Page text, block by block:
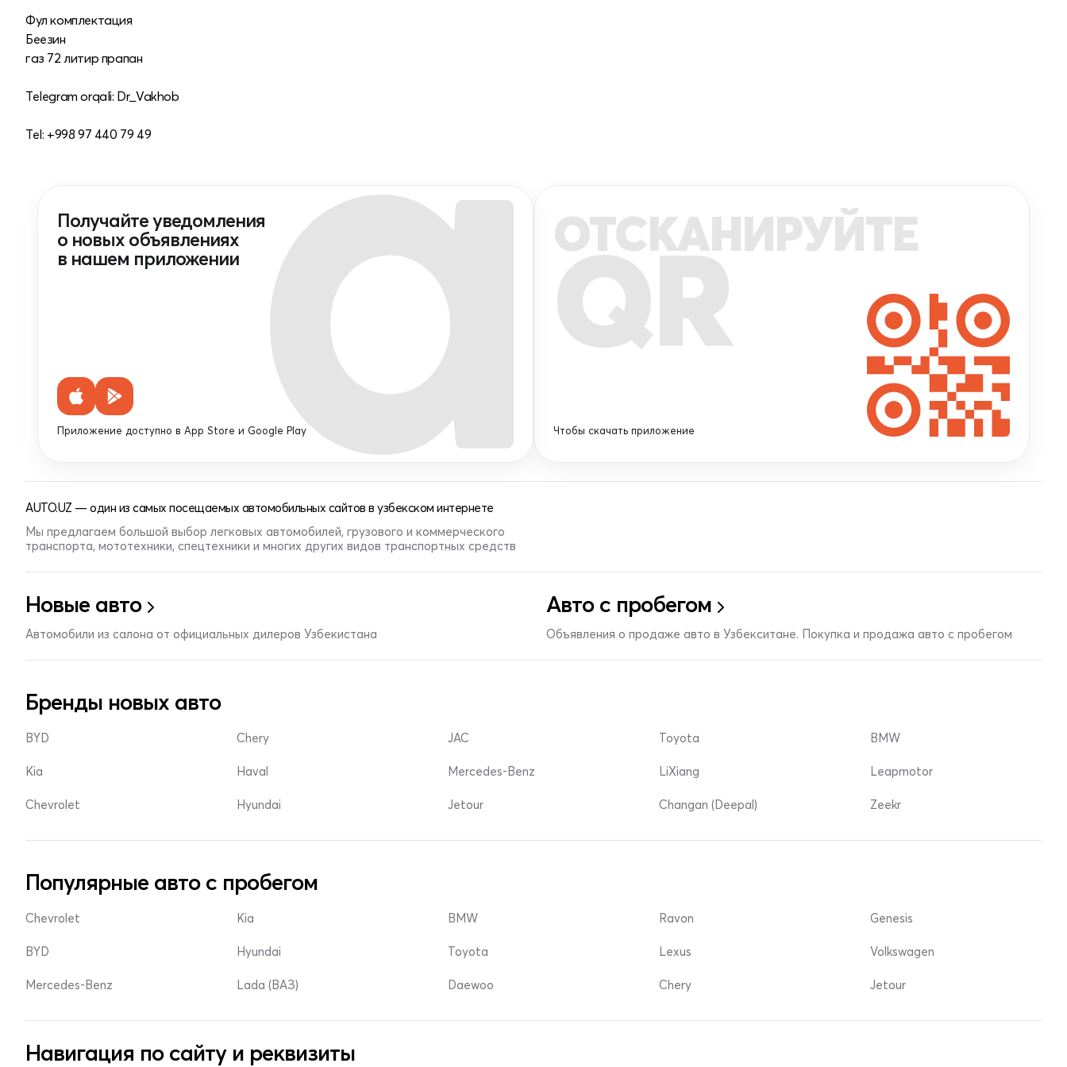
Фул комплектация
Беезин
газ 72 литир прапан
Telegram orqali: Dr_Vakhob
Tel: +998 97 440 79 49
Получайте уведомления
о новых объявлениях
в нашем приложении
Приложение доступно в App Store и Google Play
ОТСКАНИРУЙТЕ
QR
Чтобы скачать приложение
AUTO.UZ — один из самых посещаемых автомобильных сайтов в узбекском интернете
Мы предлагаем большой выбор легковых автомобилей, грузового и коммерческого
транспорта, мототехники, спецтехники и многих других видов транспортных средств
Новые авто
Автомобили из салона от официальных дилеров Узбекистана
Авто с пробегом
Объявления о продаже авто в Узбекситане. Покупка и продажа авто с пробегом
Бренды новых авто
BYD
Kia
Chevrolet
Chery
Haval
Hyundai
JAC
Mercedes-Benz
Jetour
Toyota
LiXiang
Changan (Deepal)
BMW
Leapmotor
Zeekr
Популярные авто с пробегом
Chevrolet
BYD
Mercedes-Benz
Kia
Hyundai
Lada (ВАЗ)
BMW
Toyota
Daewoo
Ravon
Lexus
Chery
Genesis
Volkswagen
Jetour
Навигация по сайту и реквизиты